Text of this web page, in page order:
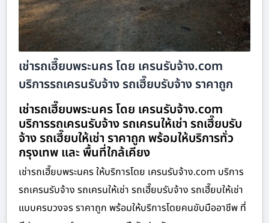
เช่ารถเฮี๊ยบพระนคร โดย เครนรับจ้าง.com
บริการรถเครนรับจ้าง รถเฮี๊ยบรับจ้าง ราคาถูก
เช่ารถเฮี๊ยบพระนคร โดย เครนรับจ้าง.com
บริการรถเครนรับจ้าง รถเครนให้เช่า รถเฮี๊ยบรับ
จ้าง รถเฮี๊ยบให้เช่า ราคาถูก พร้อมให้บริการทั่ว
กรุงเทพ และ พื้นที่ใกล้เคียง
เช่ารถเฮี๊ยบพระนคร ให้บริการโดย เครนรับจ้าง.com บริการ
รถเครนรับจ้าง รถเครนให้เช่า รถเฮี๊ยบรับจ้าง รถเฮี๊ยบให้เช่า
แบบครบวงจร ราคาถูก พร้อมให้บริการโดยคนขับมืออาชีพ ที่